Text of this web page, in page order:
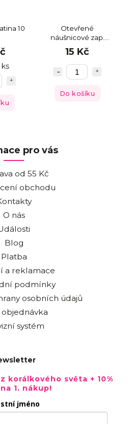
10
Otevřené
náušnicové zap.
platina
15 Kč
Do košíku
pro vás
od 55 Kč
obchodu
O nás
Blog
Platba
a reklamace
podmínky
osobních údajů
objednávka
systém
korálkového světa + 10%
1. nákup!
jméno